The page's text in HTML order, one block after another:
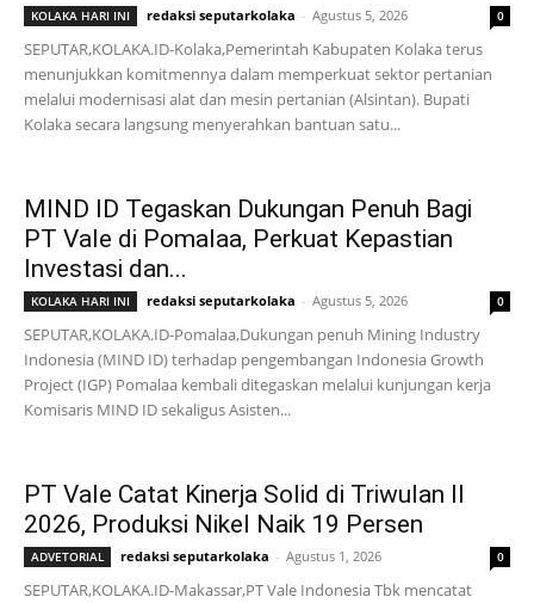
KOLAKA HARI INI redaksi seputarkolaka - Agustus 5, 2026 0
SEPUTAR,KOLAKA.ID-Kolaka,Pemerintah Kabupaten Kolaka terus
menunjukkan komitmennya dalam memperkuat sektor pertanian
melalui modernisasi alat dan mesin pertanian (Alsintan). Bupati
Kolaka secara langsung menyerahkan bantuan satu...
MIND ID Tegaskan Dukungan Penuh Bagi
PT Vale di Pomalaa, Perkuat Kepastian
Investasi dan...
KOLAKA HARI INI redaksi seputarkolaka - Agustus 5, 2026 0
SEPUTAR,KOLAKA.ID-Pomalaa,Dukungan penuh Mining Industry
Indonesia (MIND ID) terhadap pengembangan Indonesia Growth
Project (IGP) Pomalaa kembali ditegaskan melalui kunjungan kerja
Komisaris MIND ID sekaligus Asisten...
PT Vale Catat Kinerja Solid di Triwulan II
2026, Produksi Nikel Naik 19 Persen
ADVETORIAL redaksi seputarkolaka - Agustus 1, 2026 0
SEPUTAR,KOLAKA.ID-Makassar,PT Vale Indonesia Tbk mencatat